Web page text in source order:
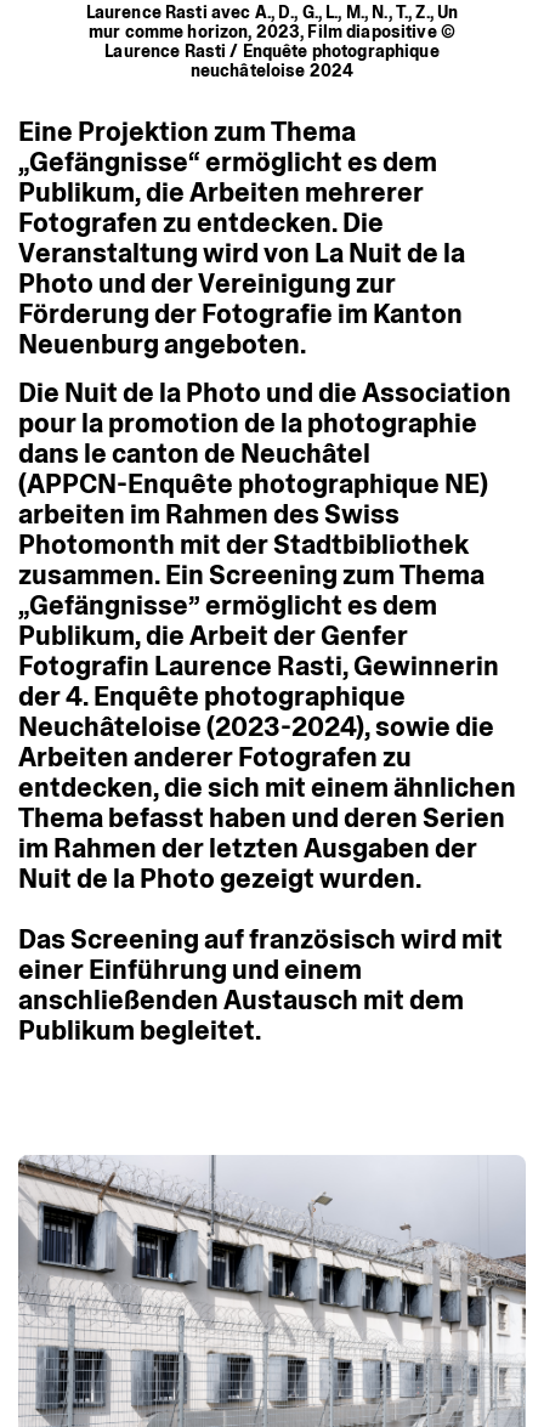
Laurence Rasti avec A., D., G., L., M., N., T., Z., Un
mur comme horizon, 2023, Film diapositive ©
Laurence Rasti / Enquête photographique
neuchâteloise 2024
Eine ProjektionzumThema
„Gefängnisse“ermöglichtesdem
Publikum,dieArbeiten mehrerer
Fotografenzuentdecken.Die
Veranstaltungwirdvon LaNuitde la
Photo undderVereinigungzur
FörderungderFotografie im Kanton
Neuenburgangeboten.
Die Nuitde laPhoto unddieAssociation
pourlapromotionde laphotographie
dans lecantonde Neuchâtel
(APPCN-Enquête photographique NE)
arbeiten im RahmendesSwiss
Photomonth mitderStadtbibliothek
zusammen.EinScreeningzumThema
„Gefängnisse”ermöglichtesdem
Publikum,dieArbeitderGenfer
Fotografin Laurence Rasti,Gewinnerin
der4.Enquête photographique
Neuchâteloise(2023-2024),sowiedie
ArbeitenandererFotografenzu
entdecken,diesich miteinemähnlichen
Themabefasst haben undderenSerien
im RahmenderletztenAusgabender
Nuitde laPhotogezeigtwurden.
DasScreeningauffranzösischwird mit
einerEinführung undeinem
anschließendenAustausch mitdem
Publikum begleitet.